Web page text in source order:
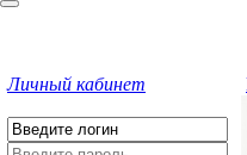
Личный кабинет